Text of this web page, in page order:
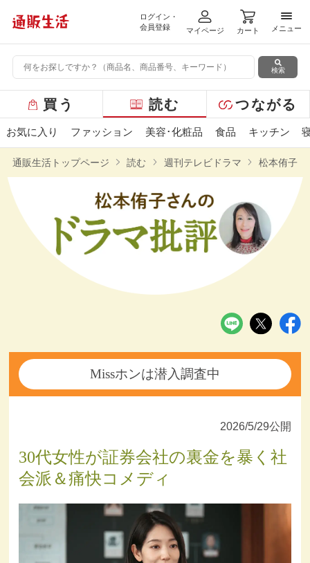
ログイン・
会員登録
マイページ カート
メニ
メニュー
検索
ー
バ
ニ
買う 読む つながる
お気に入り ファッション 美容･化粧品 食品 キッチン
通販生活トップページ 読む 週刊テレビドラマ 松本侑子さ
Missホンは潜入調査中
2026/5/29公開
30代女性が証券会社の裏金を暴く社
会派＆痛快コメディ